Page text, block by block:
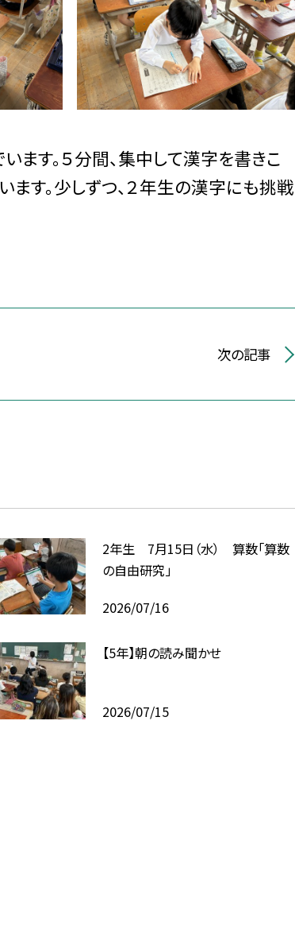
す。５分間、集中して漢字を書きこ
す。少しずつ、２年生の漢字にも挑戦
次の記事
2年生 7月15日（水） 算数「算数
の自由研究」
2026/07/16
【5年】朝の読み聞かせ
2026/07/15